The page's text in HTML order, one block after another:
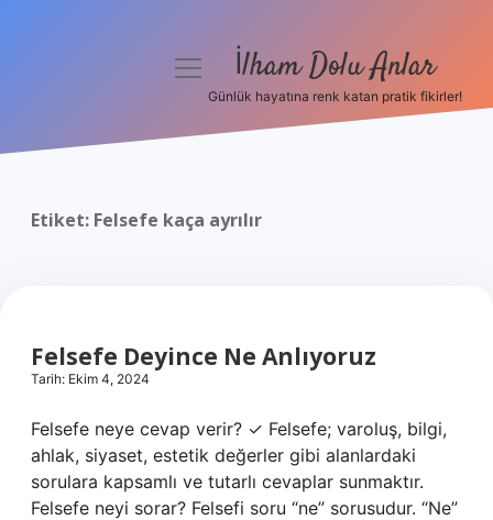
menüyü İlham Dolu Anlar
Günlük hayatına renk katan pratik fikirler!
Etiket: Felsefe kaça ayrılır
Felsefe Deyince Ne Anlıyoruz
Tarih: Ekim 4, 2024
Felsefe neye cevap verir? ✓ Felsefe; varoluş, bilgi,
ahlak, siyaset, estetik değerler gibi alanlardaki
sorulara kapsamlı ve tutarlı cevaplar sunmaktır.
Felsefe neyi sorar? Felsefi soru “ne” sorusudur. “Ne”